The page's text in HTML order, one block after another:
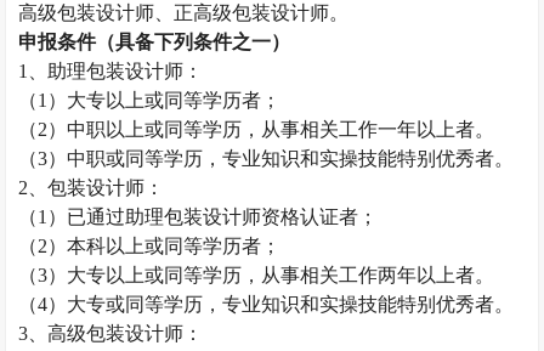
高级包装设计师、正高级包装设计师。
申报条件（具备下列条件之一）
1
、助理包装设计师：
（1 ）大专以上或同等学历者；
（2）中职以上或同等学历，从事相关工作一年以上者。
（3）中职或同等学历，专业知识和实操技能特别优秀者。
2 、包装设计师：
（1 ）已通过助理包装设计师资格认证者；
（2）本科以上或同等学历者；
（3）大专以上或同等学历，从事相关工作两年以上者。
（4）大专或同等学历，专业知识和实操技能特别优秀者。
3 、高级包装设计师：